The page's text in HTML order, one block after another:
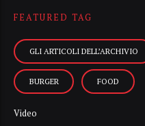
FEATURED TAG
GLI ARTICOLI DELL’ARCHIVIO
BURGER FOOD
Video